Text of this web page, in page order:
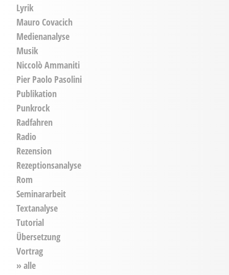
Lyrik
Mauro Covacich
Medienanalyse
Musik
Niccolò Ammaniti
Pier Paolo Pasolini
Publikation
Punkrock
Radfahren
Radio
Rezension
Rezeptionsanalyse
Rom
Seminararbeit
Textanalyse
Tutorial
Übersetzung
Vortrag
» alle